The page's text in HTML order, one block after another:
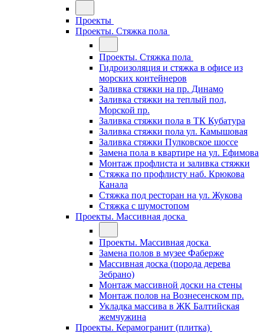
Проекты
Проекты. Стяжка пола
Проекты. Стяжка пола
Гидроизоляция и стяжка в офисе из
морских контейнеров
Заливка стяжки на пр. Динамо
Заливка стяжки на теплый пол,
Морской пр.
Заливка стяжки пола в ТК Кубатура
Заливка стяжки пола ул. Камышовая
Заливка стяжки Пулковское шоссе
Замена пола в квартире на ул. Ефимова
Монтаж профлиста и заливка стяжки
Стяжка по профлисту наб. Крюкова
Канала
Стяжка под ресторан на ул. Жукова
Стяжка с шумостопом
Проекты. Массивная доска
Проекты. Массивная доска
Замена полов в музее Фаберже
Массивная доска (порода дерева
Зебрано)
Монтаж массивной доски на стены
Монтаж полов на Вознесенском пр.
Укладка массива в ЖК Балтийская
жемчужина
Проекты. Керамогранит (плитка)